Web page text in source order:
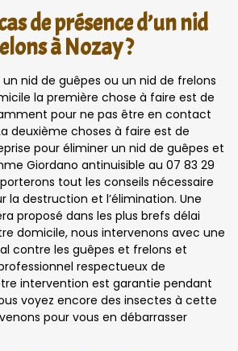
de présence d’un nid
à Nozay ?
nid de guêpes ou un nid de frelons
la première chose à faire est de
pour ne pas être en contact
deuxième choses à faire est de
pour éliminer un nid de guêpes et
Giordano antinuisible au 07 83 29
tout les conseils nécessaire
la destruction et l’élimination. Une
proposé dans les plus brefs délai
domicile, nous intervenons avec une
contre les guêpes et frelons et
respectueux de
intervention est garantie pendant
voyez encore des insectes à cette
pour vous en débarrasser